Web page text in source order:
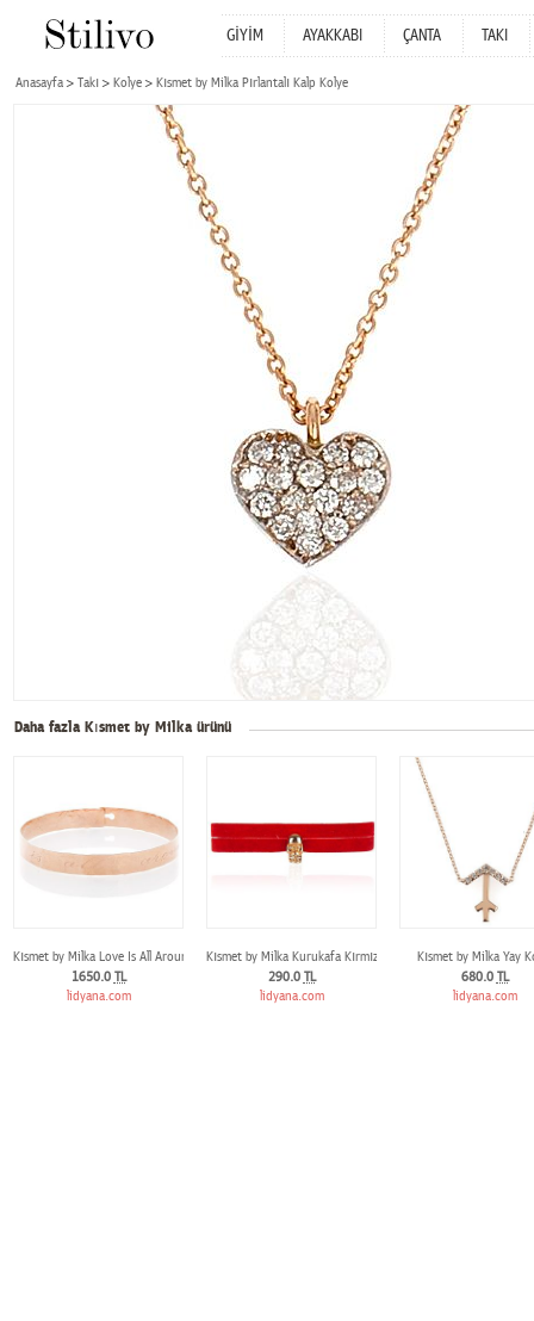
GİYİM AYAKKABI ÇANTA TAKI
Anasayfa Takı Kolye Kısmet by Milka Pırlantalı Kalp Kolye
Daha fazla Kısmet by Milka ürünü
Kısmet by Milka Love Is All Around Us Plaka Bilezik
1650.0 TL
lidyana.com
Kısmet by Milka Kurukafa Kırmızı Süet Bilezik
290.0 TL
lidyana.com
Kısmet by Milka Yay
680.0 TL
lidyana.com